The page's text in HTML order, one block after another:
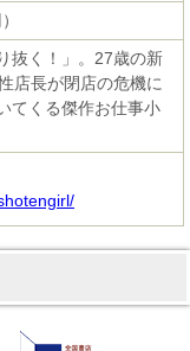
抜く！」。27歳の新
店長が閉店の危機に
てくる傑作お仕事小